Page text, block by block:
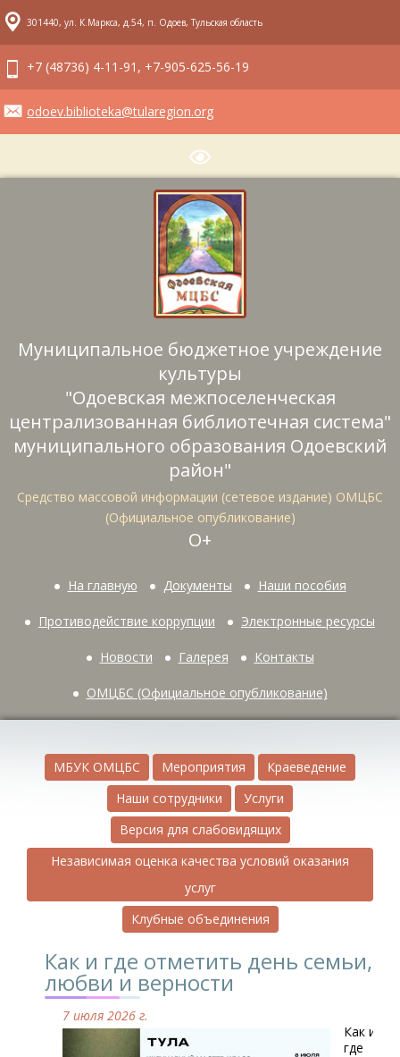
301440, ул. К.Маркса, д.54, п. Одоев, Тульская область
+7 (48736) 4-11-91, +7-905-625-56-19
odoev.biblioteka@tularegion.org
Муниципальное бюджетное учреждение
культуры
"Одоевская межпоселенческая
централизованная библиотечная система"
муниципального образования Одоевский
район"
Средство массовой информации (сетевое издание) ОМЦБС
(Официальное опубликование)
О+
На главную Документы Наши пособия
Противодействие коррупции Электронные ресурсы
Новости Галерея Контакты
ОМЦБС (Официальное опубликование)
МБУК ОМЦБС Мероприятия
Краеведение
Наши сотрудники
Услуги
Версия для слабовидящих
Независимая оценка качества условий оказания
услуг
Клубные объединения
Как и где отметить день семьи,
любви и верности
7 июля 2026 г.
Как и
где